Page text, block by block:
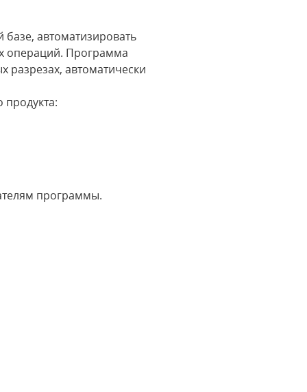
автоматизировать
операций. Программа
разрезах, автоматически
программы.